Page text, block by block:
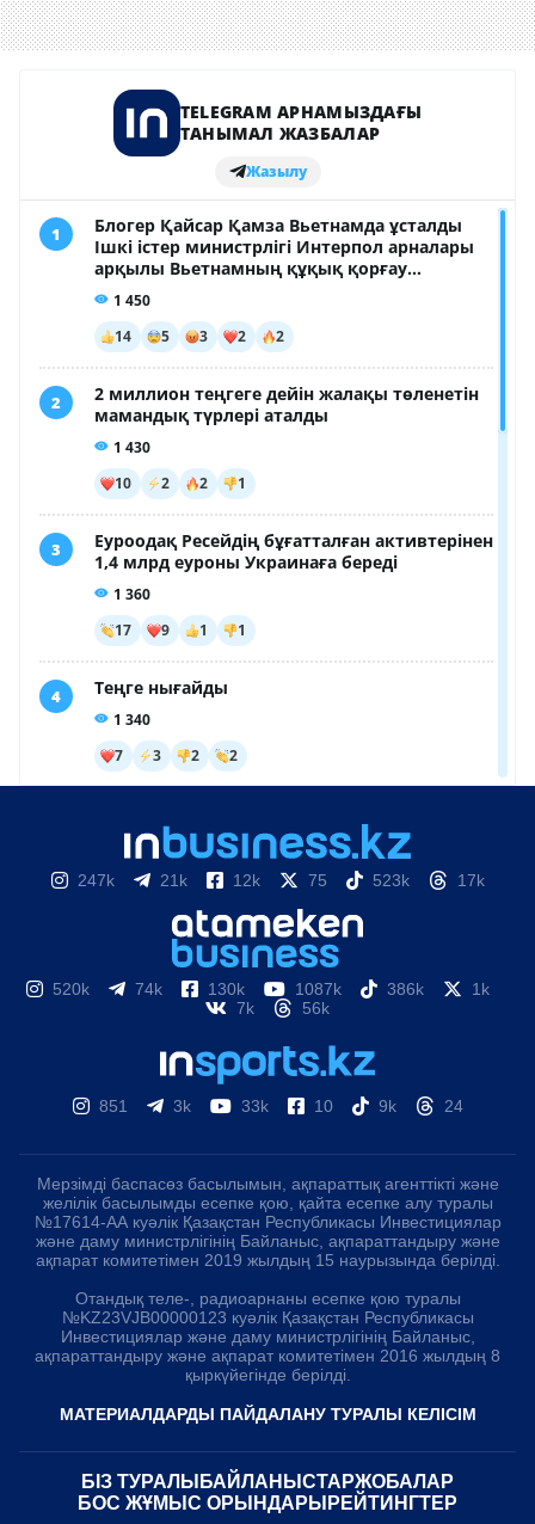
247k 21k 12k 75 523k 17k
520k 74k 130k 1087k 386k
1k
7k
56k
851 3k 33k 10 9k 24
Мерзімді баспасөз басылымын, ақпараттық агенттікті және
желілік басылымды есепке қою, қайта есепке алу туралы
№17614-АА куәлік Қазақстан Республикасы Инвестициялар
және даму министрлігінің Байланыс, ақпараттандыру және
ақпарат комитетімен 2019 жылдың 15 наурызында берілді.
Отандық теле-, радиоарнаны есепке қою туралы
№KZ23VJB00000123 куәлік Қазақстан Республикасы
Инвестициялар және даму министрлігінің Байланыс,
ақпараттандыру және ақпарат комитетімен 2016 жылдың 8
қыркүйегінде берілді.
МАТЕРИАЛДАРДЫ ПАЙДАЛАНУ ТУРАЛЫ КЕЛІСІМ
БІЗ ТУРАЛЫ БАЙЛАНЫСТАРЖОБАЛАР
БОС ЖҰМЫС ОРЫНДАРЫ РЕЙТИНГТЕР